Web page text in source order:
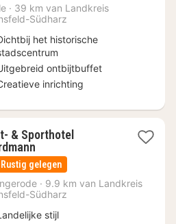
€
71,76
· 39 km van Landkreis
Südharz
het historische
ontbijtbuffet
inrichting
& Sporthotel
2
nachten
vanaf
€
144
Rustig gelegen
· 9.9 km van Landkreis
Südharz
stijl